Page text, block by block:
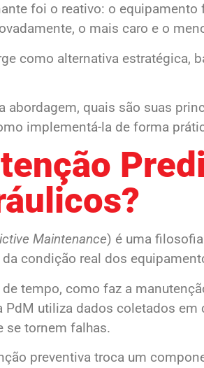
foi o reativo: o equipamento
o mais caro e o
como alternativa estratégica,
abordagem, quais são suas
implementá-la de forma
Maintenance) é uma
condição real dos
tempo, como faz a
PdM utiliza dados coletados
se tornem falhas.
preventiva troca um